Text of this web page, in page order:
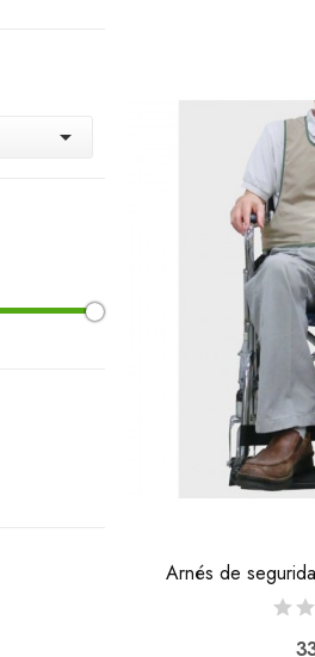

Arnés de